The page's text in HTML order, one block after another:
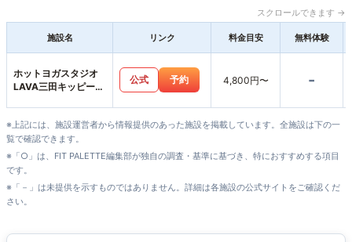
スクロールできます →
施設名 リンク 料金目安 無料体験
ホットヨガスタジオ
LAVA三田キッピーモ
公式 予約 4,800円〜 -
※上記には、施設運営者から情報提供のあった施設を掲載しています。全施設は下の一
覧で確認できます。
※「○」は、FIT PALETTE編集部が独自の調査・基準に基づき、特におすすめする項目
です。
※「－」は未提供を示すものではありません。詳細は各施設の公式サイトをご確認くだ
さい。